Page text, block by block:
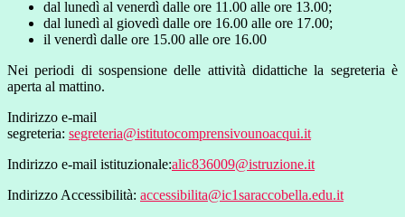
dal lunedì al venerdì dalle ore 11.00 alle ore 13.00;
dal lunedì al giovedì dalle ore 16.00 alle ore 17.00;
il venerdì dalle ore 15.00 alle ore 16.00
Nei periodi di sospensione delle attività didattiche la segreteria è
aperta al mattino.
Indirizzo e-mail
segreteria: segreteria@istitutocomprensivounoacqui.it
Indirizzo e-mail istituzionale:alic836009@istruzione.it
Indirizzo Accessibilità: accessibilita@ic1saraccobella.edu.it